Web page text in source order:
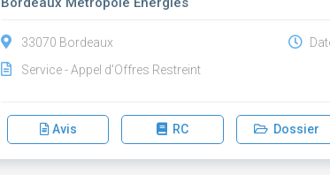
33070 Bordeaux
Service - Appel d'Offres Restreint
Avis RC Dossier